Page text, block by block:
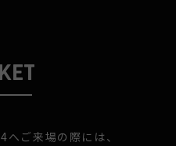
ご来場の際には、